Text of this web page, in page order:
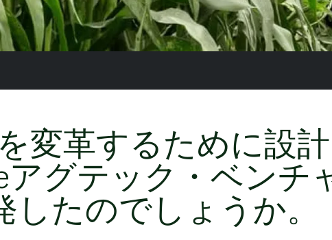
変革するために設
アグテック・ベンチ
たのでしょうか。